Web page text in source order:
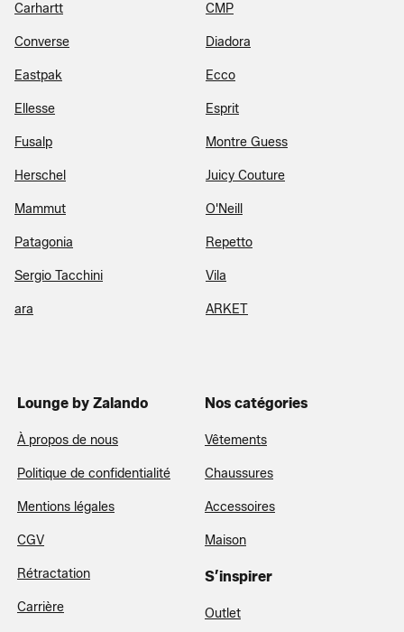
Carhartt CMP
Converse Diadora
Eastpak Ecco
Ellesse Esprit
Fusalp Montre Guess
Herschel Juicy Couture
Mammut O'Neill
Patagonia Repetto
Sergio Tacchini Vila
ara ARKET
Lounge by Zalando
À propos de nous
Politique de confidentialité
Mentions légales
CGV
Rétractation
Carrière
Nos catégories
Vêtements
Chaussures
Accessoires
Maison
S’inspirer
Outlet